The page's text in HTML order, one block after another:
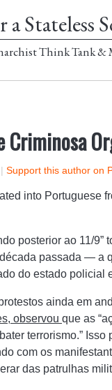
Stateless
Think Tank &
Criminosa
| Support this author on
into Portuguese
posterior ao 11/9”
passada — a
do estado policial
ainda em
observou que as
terrorismo.”
com os
das patrulhas